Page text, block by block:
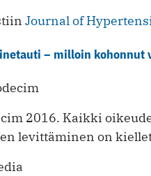
Journal of
– milloin kohonnut
2016. Kaikki
levittäminen on